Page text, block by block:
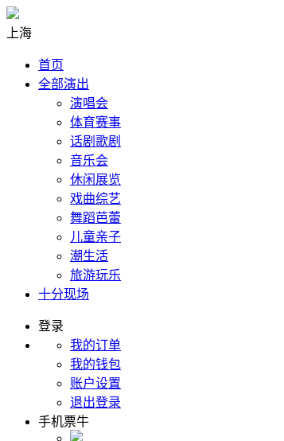
上海
首页
全部演出
演唱会
体育赛事
话剧歌剧
音乐会
休闲展览
戏曲综艺
舞蹈芭蕾
儿童亲子
潮生活
旅游玩乐
十分现场
登录
我的订单
我的钱包
账户设置
退出登录
手机票牛